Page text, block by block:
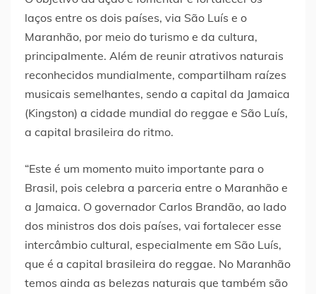
laços entre os dois países, via São Luís e o
Maranhão, por meio do turismo e da cultura,
principalmente. Além de reunir atrativos naturais
reconhecidos mundialmente, compartilham raízes
musicais semelhantes, sendo a capital da Jamaica
(Kingston) a cidade mundial do reggae e São Luís,
a capital brasileira do ritmo.
“Este é um momento muito importante para o
Brasil, pois celebra a parceria entre o Maranhão e
a Jamaica. O governador Carlos Brandão, ao lado
dos ministros dos dois países, vai fortalecer esse
intercâmbio cultural, especialmente em São Luís,
que é a capital brasileira do reggae. No Maranhão
temos ainda as belezas naturais que também são